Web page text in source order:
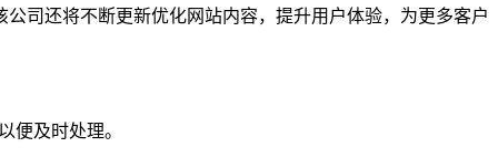
司还将不断更新优化网站内容，提升用户体验，为更多客户
便及时处理。